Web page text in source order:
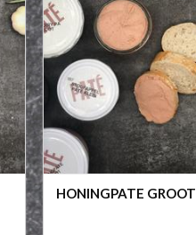
HONINGPATE GROOT